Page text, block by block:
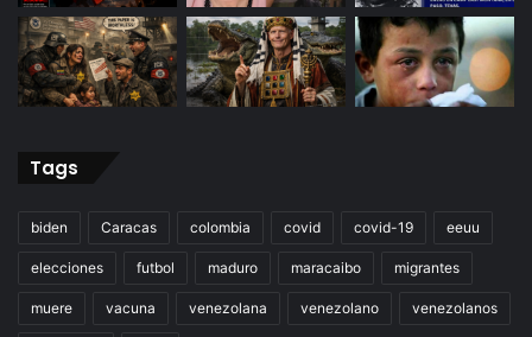
Tags
biden Caracas colombia covid covid-19 eeuu
elecciones futbol maduro maracaibo migrantes
muere vacuna venezolana venezolano venezolanos